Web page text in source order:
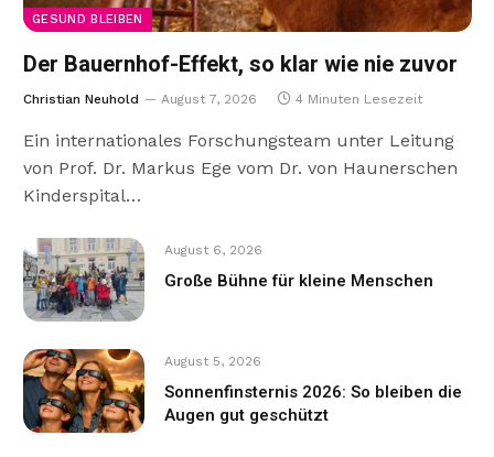
GESUND BLEIBEN
Der Bauernhof-Effekt, so klar wie nie zuvor
Christian Neuhold August 7, 2026 4 Minuten Lesezeit
Ein internationales Forschungsteam unter Leitung
von Prof. Dr. Markus Ege vom Dr. von Haunerschen
Kinderspital…
August 6, 2026
Große Bühne für kleine Menschen
August 5, 2026
Sonnenfinsternis 2026: So bleiben die
Augen gut geschützt